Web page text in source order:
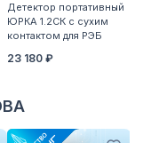
Детектор портативный
ЮРКА 1.2СК с сухим
контактом для РЭБ
23 180 ₽